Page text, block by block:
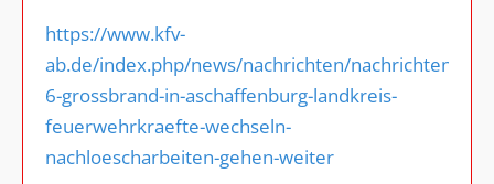
https://www.kfv-
ab.de/index.php/news/nachrichten/nachrichten/
6-grossbrand-in-aschaffenburg-landkreis-
feuerwehrkraefte-wechseln-
nachloescharbeiten-gehen-weiter